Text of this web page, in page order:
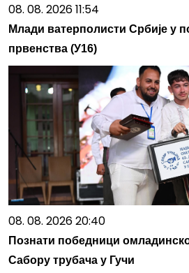
08. 08. 2026 11:54
Млади ватерполисти Србије у
првенства (У16)
08. 08. 2026 20:40
Познати победници
Сабору трубача у Гучи